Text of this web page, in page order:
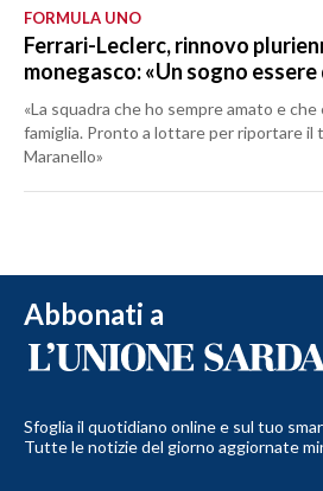
FORMULA UNO
Ferrari-Leclerc, rinnovo
monegasco: «Un sogno essere
«La squadra che ho sempre amato e
famiglia. Pronto a lottare per riportare il
Maranello»
Abbonati a
Sfoglia il quotidiano online e sul tuo
Tutte le notizie del giorno aggiornate